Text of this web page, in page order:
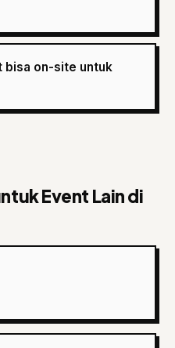
bisa on-site untuk
Event Lain di